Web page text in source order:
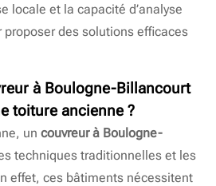
locale et la capacité d’analyse
des solutions efficaces
à Boulogne-Billancourt
toiture ancienne ?
uncouvreur à Boulogne-
techniques traditionnelles et les
effet, ces bâtiments nécessitent